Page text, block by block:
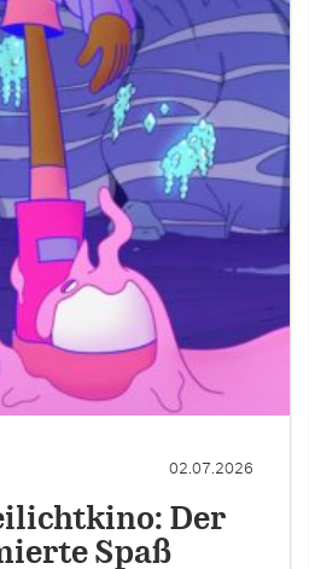
02.07.2026
Der
Spaß